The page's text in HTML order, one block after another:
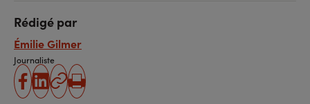
Rédigé par
Émilie Gilmer
Journaliste
partager
partager
Copier
Imprimer